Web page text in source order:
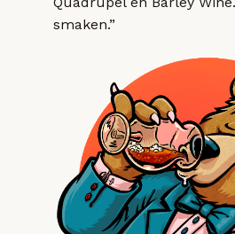
smaken.”